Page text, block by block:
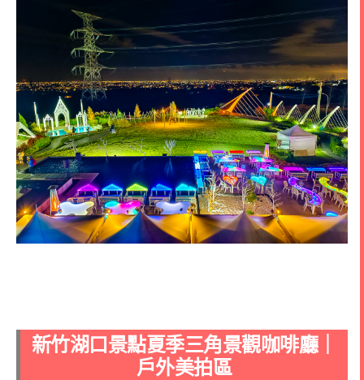
新竹湖口景點夏季三角景觀咖啡廳｜
戶外美拍區